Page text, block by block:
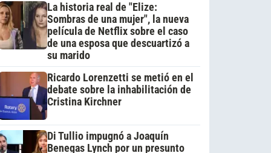
La historia real de "Elize:
Sombras de una mujer", la nueva
película de Netflix sobre el caso
de una esposa que descuartizó a
su marido
Ricardo Lorenzetti se metió en el
debate sobre la inhabilitación de
Cristina Kirchner
Di Tullio impugnó a Joaquín
Benegas Lynch por un presunto